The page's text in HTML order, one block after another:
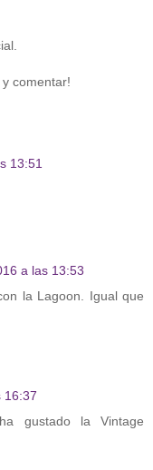
comentar!
13:51
a las 13:53
la Lagoon. Igual que
16:37
gustado la Vintage